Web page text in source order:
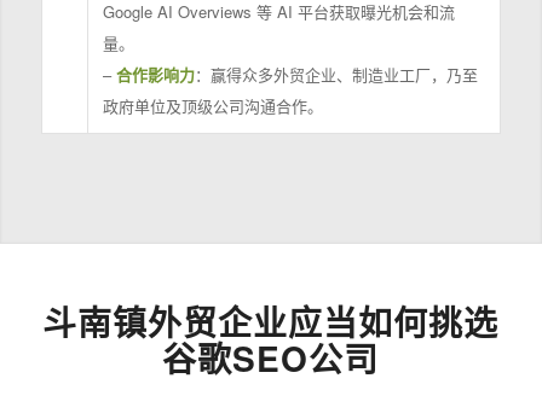
Google AI Overviews 等 AI 平台获取曝光机会和流
量。
–合作影响力：赢得众多外贸企业、制造业工厂，乃至
政府单位及顶级公司沟通合作。
斗南镇外贸企业应当如何挑选
谷歌SEO公司